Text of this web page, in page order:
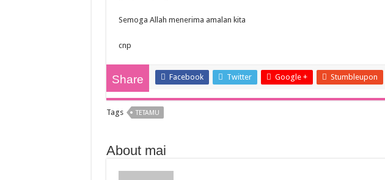
Semoga Allah menerima amalan kita
cnp
Share Facebook Twitter Google + Stumbleupon
Tags TETAMU
About mai